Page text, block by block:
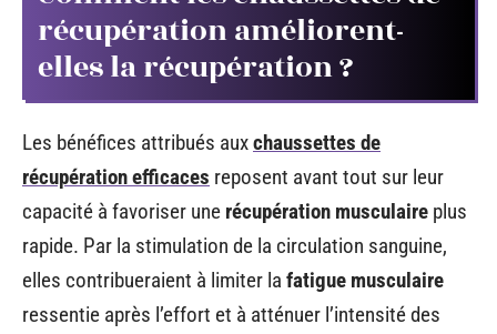
récupération améliorent-
elles la récupération ?
Les bénéfices attribués auxchaussettes de
récupération efficaces reposent avant tout sur leur
capacité à favoriser une récupération musculaire plus
rapide. Par la stimulation de la circulation sanguine,
elles contribueraient à limiter la fatigue musculaire
ressentie après l’effort et à atténuer l’intensité des